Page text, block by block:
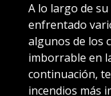
A lo largo de
enfrentado
algunos de los
imborrable en
continuación,
incendios más